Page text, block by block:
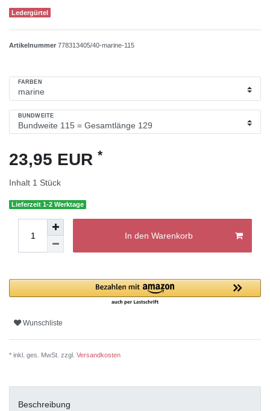
Ledergürtel
Artikelnummer 778313405/40-marine-115
FARBEN
BUNDWEITE
23,95 EUR *
Inhalt 1 Stück
Lieferzeit 1-2 Werktage
In den Warenkorb
Wunschliste
* inkl. ges. MwSt. zzgl. Versandkosten
Beschreibung